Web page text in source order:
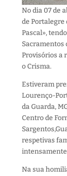
No dia 07 de
de Portalegre
Pascal»,
Sacramentos
Provisórios a
o Crisma.
Estiveram
Lourenço-
da Guarda,
Centro de
respetivas
Na sua